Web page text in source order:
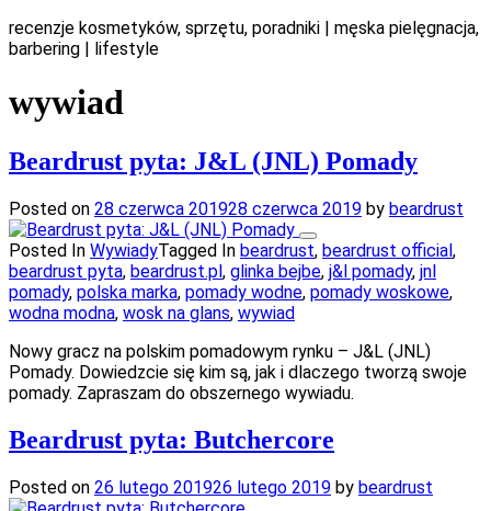
recenzje kosmetyków, sprzętu, poradniki | męska pielęgnacja,
barbering | lifestyle
wywiad
Beardrust pyta: J&L (JNL) Pomady
Posted on 28 czerwca 201928 czerwca 2019 by beardrust
Posted In WywiadyTagged In beardrust, beardrust official,
beardrust pyta, beardrust.pl, glinka bejbe, j&l pomady, jnl
pomady, polska marka, pomady wodne, pomady woskowe,
wodna modna, wosk na glans, wywiad
Nowy gracz na polskim pomadowym rynku – J&L (JNL)
Pomady. Dowiedzcie się kim są, jak i dlaczego tworzą swoje
pomady. Zapraszam do obszernego wywiadu.
Beardrust pyta: Butchercore
Posted on 26 lutego 201926 lutego 2019 by beardrust